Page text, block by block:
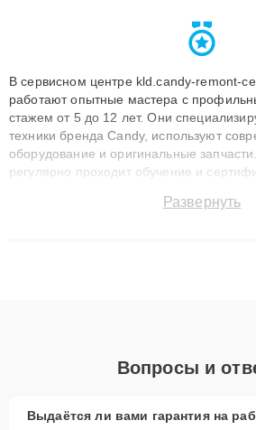
В сервисном центре kld.candy-remont-
работают опытные мастера с
стажем от 5 до 12 лет. Они
техники бренда Candy, используют
оборудование и оригинальные
регулярно проходит обучение и
технику с сохранением гарантии до 3
Развернуть
Вопросы и
Выдаётся ли вами гарантия на